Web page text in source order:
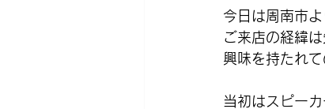
今日は周南市
ご来店の経緯
興味を持たれて
当初はスピー